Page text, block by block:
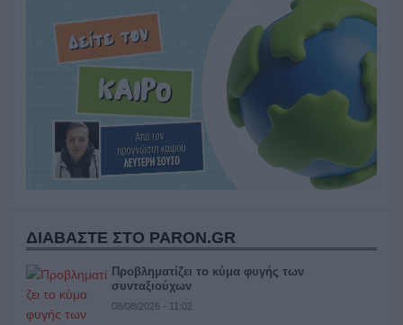
ΔΙΑΒΑΣΤΕ ΣΤΟ PARON.GR
Προβληματίζει το κύμα φυγής των
συνταξιούχων
08/08/2026 - 11:02